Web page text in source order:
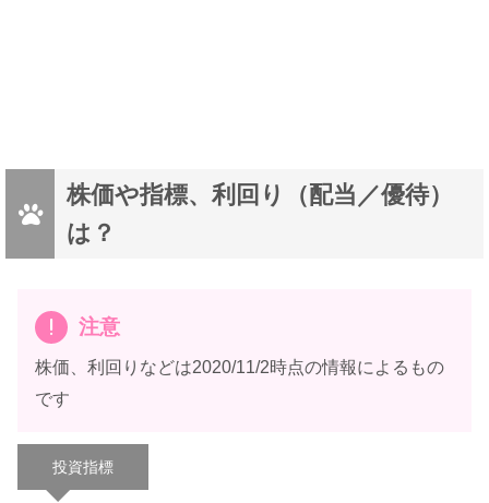
株価や指標、利回り（配当／優待）
は？
注意
株価、利回りなどは2020/11/2時点の情報によるもの
です
投資指標